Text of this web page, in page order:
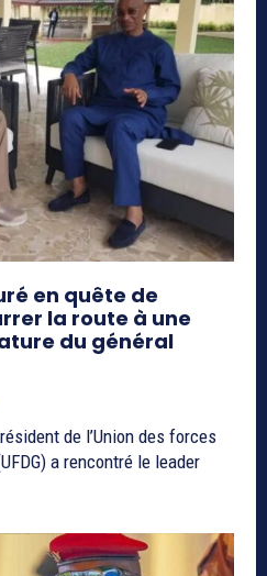
en quête de
la route à une
du général
de l’Union des forces
a rencontré le leader